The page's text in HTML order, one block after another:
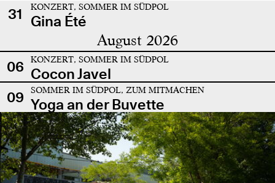
31
KONZERT, SOMMER IM SÜDPOL
Gina Été
August 2026
06 KONZERT, SOMMER IM SÜDPOL
Cocon Javel
09
SOMMER IM SÜDPOL, ZUM MITMACHEN
Yoga an der Buvette